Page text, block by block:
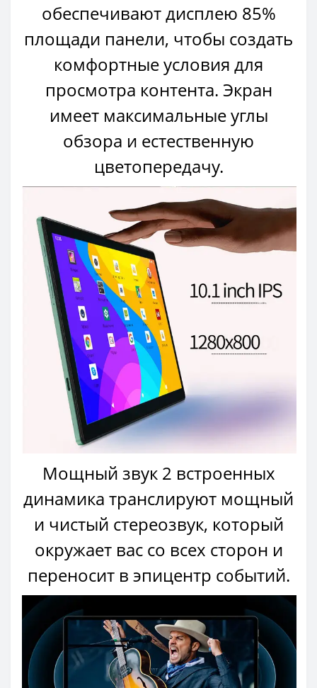
обеспечивают дисплею 85%
площади панели, чтобы создать
комфортные условия для
просмотра контента. Экран
имеет максимальные углы
обзора и естественную
цветопередачу.
Мощный звук 2 встроенных
динамика транслируют мощный
и чистый стереозвук, который
окружает вас со всех сторон и
переносит в эпицентр событий.